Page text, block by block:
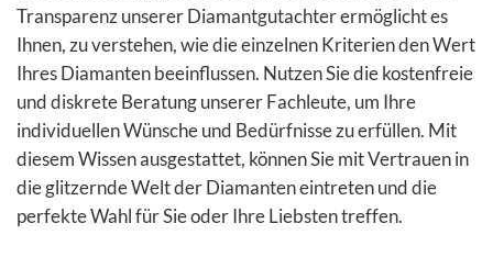
Transparenz unserer Diamantgutachter ermöglicht es
Ihnen, zu verstehen, wie die einzelnen Kriterien den Wert
Ihres Diamanten beeinflussen. Nutzen Sie die kostenfreie
und diskrete Beratung unserer Fachleute, um Ihre
individuellen Wünsche und Bedürfnisse zu erfüllen. Mit
diesem Wissen ausgestattet, können Sie mit Vertrauen in
die glitzernde Welt der Diamanten eintreten und die
perfekte Wahl für Sie oder Ihre Liebsten treffen.